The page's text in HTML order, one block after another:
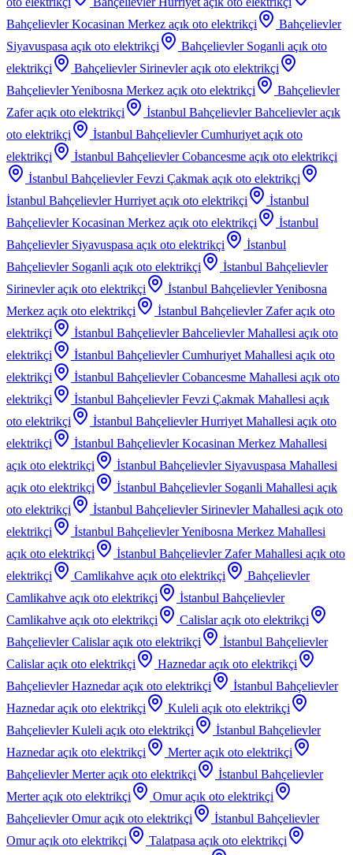
Bahçelievler Kocasinan Merkez açık oto elektrikçi
Bahçelievler
Siyavuspasa açık oto elektrikçi Bahçelievler Soganli açık oto
elektrikçi
Bahçelievler Sirinevler açık oto elektrikçi
Bahçelievler Yenibosna Merkez açık oto elektrikçi
Bahçelievler
Zafer açık oto elektrikçi İstanbul Bahçelievler Bahcelievler açık
oto elektrikçi
İstanbul Bahçelievler Cumhuriyet açık oto
elektrikçi
İstanbul Bahçelievler Cobancesme açık oto elektrikçi
İstanbul Bahçelievler Fevzi Çakmak açık oto elektrikçi
İstanbul Bahçelievler Hurriyet açık oto elektrikçi
İstanbul
Bahçelievler Kocasinan Merkez açık oto elektrikçi
İstanbul
Bahçelievler Siyavuspasa açık oto elektrikçi
İstanbul
Bahçelievler Soganli açık oto elektrikçi
İstanbul Bahçelievler
Sirinevler açık oto elektrikçi
İstanbul Bahçelievler Yenibosna
Merkez açık oto elektrikçi İstanbul Bahçelievler Zafer açık oto
elektrikçi
İstanbul Bahçelievler Bahcelievler Mahallesi açık oto
elektrikçi
İstanbul Bahçelievler Cumhuriyet Mahallesi açık oto
elektrikçi
İstanbul Bahçelievler Cobancesme Mahallesi açık oto
elektrikçi
İstanbul Bahçelievler Fevzi Çakmak Mahallesi açık
oto elektrikçi
İstanbul Bahçelievler Hurriyet Mahallesi açık oto
elektrikçi
İstanbul Bahçelievler Kocasinan Merkez Mahallesi
açık oto elektrikçi
İstanbul Bahçelievler Siyavuspasa Mahallesi
açık oto elektrikçi
İstanbul Bahçelievler Soganli Mahallesi açık
oto elektrikçi
İstanbul Bahçelievler Sirinevler Mahallesi açık oto
elektrikçi
İstanbul Bahçelievler Yenibosna Merkez Mahallesi
açık oto elektrikçi
İstanbul Bahçelievler Zafer Mahallesi açık oto
elektrikçi
Camlikahve açık oto elektrikçi
Bahçelievler
Camlikahve açık oto elektrikçi
İstanbul Bahçelievler
Camlikahve açık oto elektrikçi Calislar açık oto elektrikçi
Bahçelievler Calislar açık oto elektrikçi
İstanbul Bahçelievler
Calislar açık oto elektrikçi Haznedar açık oto elektrikçi
Bahçelievler Haznedar açık oto elektrikçi
İstanbul Bahçelievler
Haznedar açık oto elektrikçi Kuleli açık oto elektrikçi
Bahçelievler Kuleli açık oto elektrikçi
İstanbul Bahçelievler
Haznedar açık oto elektrikçi Merter açık oto elektrikçi
Bahçelievler Merter açık oto elektrikçi
İstanbul Bahçelievler
Merter açık oto elektrikçi Omur açık oto elektrikçi
Bahçelievler Omur açık oto elektrikçi
İstanbul Bahçelievler
Omur açık oto elektrikçi Talatpasa açık oto elektrikçi